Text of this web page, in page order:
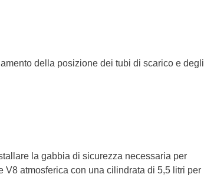
della posizione dei tubi di scarico e degli
la gabbia di sicurezza necessaria per
atmosferica con una cilindrata di 5,5 litri per